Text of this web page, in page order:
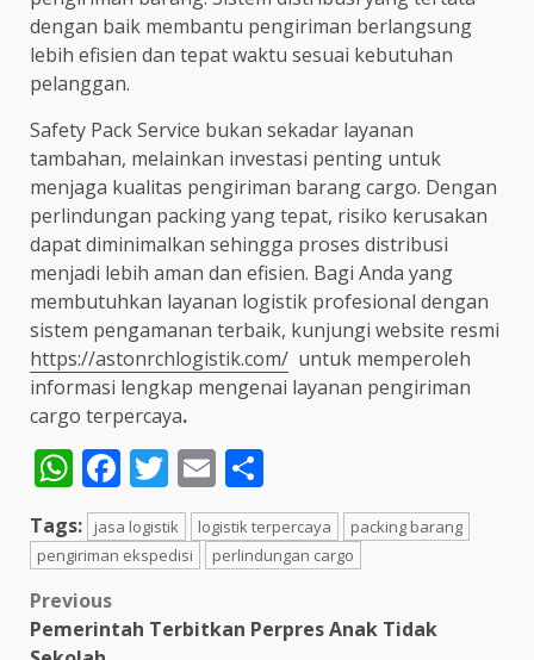
dengan baik membantu pengiriman berlangsung
lebih efisien dan tepat waktu sesuai kebutuhan
pelanggan.
Safety Pack Service bukan sekadar layanan
tambahan, melainkan investasi penting untuk
menjaga kualitas pengiriman barang cargo. Dengan
perlindungan packing yang tepat, risiko kerusakan
dapat diminimalkan sehingga proses distribusi
menjadi lebih aman dan efisien. Bagi Anda yang
membutuhkan layanan logistik profesional dengan
sistem pengamanan terbaik, kunjungi website resmi
https://astonrchlogistik.com/ untuk memperoleh
informasi lengkap mengenai layanan pengiriman
cargo terpercaya.
WhatsApp
Facebook
Twitter
Email
Tags: jasa logistik logistik terpercaya
packing barang
pengiriman ekspedisi
perlindungan cargo
Post
Previous
Pemerintah Terbitkan Perpres Anak Tidak